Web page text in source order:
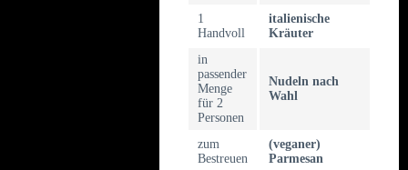
1
Handvoll
italienische
Kräuter
in
passender
Menge
für 2
Personen
Nudeln nach
Wahl
zum
Bestreuen
(veganer)
Parmesan